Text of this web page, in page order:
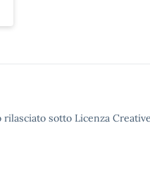
sotto Licenza